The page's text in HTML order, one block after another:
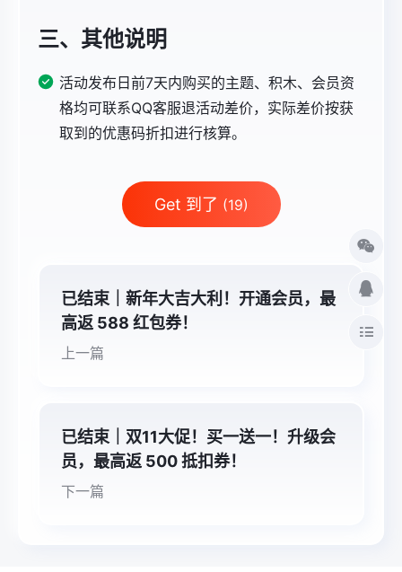
三、其他说明
活动发布日前7天内购买的主题、积木、会员资
格均可联系QQ客服退活动差价，实际差价按获
取到的优惠码折扣进行核算。
Get 到了 (19)
已结束｜新年大吉大利！开通会员，最
高返 588 红包券！
上一篇
已结束｜双11大促！买一送一！升级会
员，最高返 500 抵扣券！
下一篇